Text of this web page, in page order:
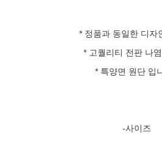
*정품과 동일한 디자
* 고퀄리티 전판 나
* 특양면 원단 입
-사이즈